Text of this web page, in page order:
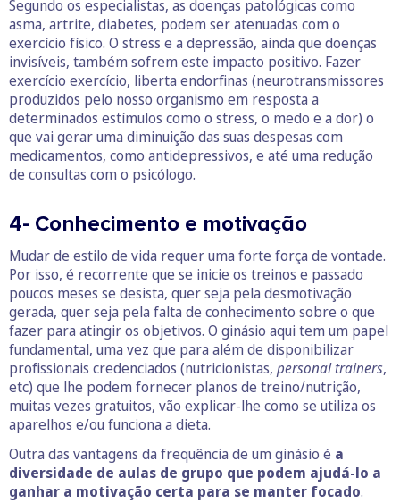
Segundo os especialistas, as doenças patológicas como
asma, artrite, diabetes, podem ser atenuadas com o
exercício físico. O stress e a depressão, ainda que doenças
invisíveis, também sofrem este impacto positivo. Fazer
exercício exercício, liberta endorfinas (neurotransmissores
produzidos pelo nosso organismo em resposta a
determinados estímulos como o stress, o medo e a dor) o
que vai gerar uma diminuição das suas despesas com
medicamentos, como antidepressivos, e até uma redução
de consultas com o psicólogo.
4- Conhecimento e motivação
Mudar de estilo de vida requer uma forte força de vontade.
Por isso, é recorrente que se inicie os treinos e passado
poucos meses se desista, quer seja pela desmotivação
gerada, quer seja pela falta de conhecimento sobre o que
fazer para atingir os objetivos. O ginásio aqui tem um papel
fundamental, uma vez que para além de disponibilizar
profissionais credenciados (nutricionistas, personal trainers,
etc) que lhe podem fornecer planos de treino/nutrição,
muitas vezes gratuitos, vão explicar-lhe como se utiliza os
aparelhos e/ou funciona a dieta.
Outra das vantagens da frequência de um ginásio é a
diversidade de aulas de grupo que podem ajudá-lo a
ganhar a motivação certa para se manter focado.